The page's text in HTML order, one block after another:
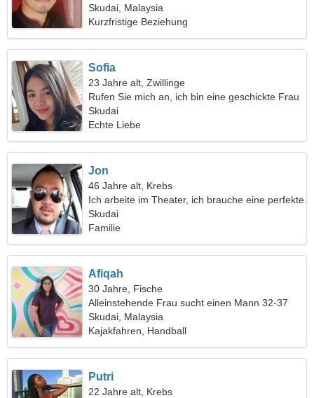
Skudai, Malaysia
Kurzfristige Beziehung
Sofia
23 Jahre alt, Zwillinge
Rufen Sie mich an, ich bin eine geschickte Frau
Skudai
Echte Liebe
Jon
46 Jahre alt, Krebs
Ich arbeite im Theater, ich brauche eine perfekte
Frau
Skudai
Familie
Afiqah
30 Jahre, Fische
Alleinstehende Frau sucht einen Mann 32-37
Skudai, Malaysia
Kajakfahren, Handball
Putri
22 Jahre alt, Krebs